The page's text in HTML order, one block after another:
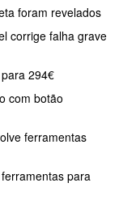
foram revelados
corrige falha grave
294€
com botão
ferramentas
para